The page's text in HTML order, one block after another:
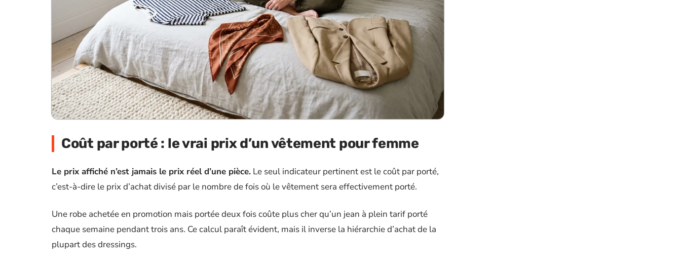
Coût par porté : le vrai prix d’un vêtement pour femme
Le prix affiché n’est jamais le prix réel d’une pièce. Le seul indicateur pertinent est le coût par porté,
c’est-à-dire le prix d’achat divisé par le nombre de fois où le vêtement sera effectivement porté.
Une robe achetée en promotion mais portée deux fois coûte plus cher qu’un jean à plein tarif porté
chaque semaine pendant trois ans. Ce calcul paraît évident, mais il inverse la hiérarchie d’achat de la
plupart des dressings.